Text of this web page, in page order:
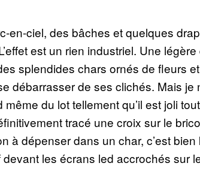
en-ciel, des bâches et quelques
est un rien industriel. Une
splendides chars ornés de fleurs
débarrasser de ses clichés. Mais je
du lot tellement qu’il est joli
tracé une croix sur le
à dépenser dans un char, c’est
les écrans led accrochés sur